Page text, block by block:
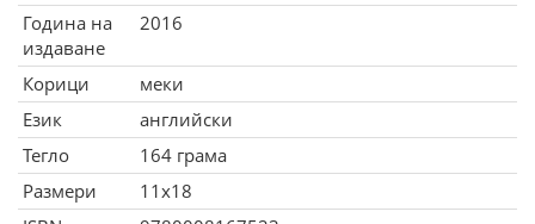
Година на
издаване
2016
Корици
меки
Език
английски
Тегло
164 грама
Размери
11x18